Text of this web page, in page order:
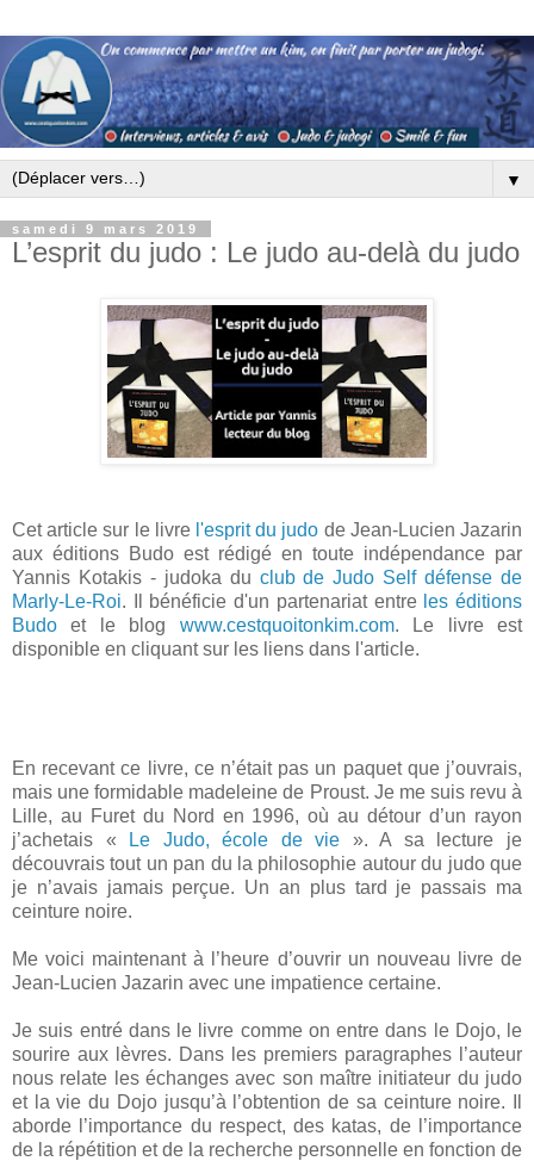
▼
samedi 9 mars 2019
L’esprit du judo : Le judo au-delà du judo
Cet article sur le livre l'esprit du judo de Jean-Lucien Jazarin
aux éditions Budo est rédigé en toute indépendance par
Yannis Kotakis - judoka du club de Judo Self défense de
Marly-Le-Roi. Il bénéficie d'un partenariat entre les éditions
Budo et le blog www.cestquoitonkim.com. Le livre est
disponible en cliquant sur les liens dans l'article.
En recevant ce livre, ce n’était pas un paquet que j’ouvrais,
mais une formidable madeleine de Proust. Je me suis revu à
Lille, au Furet du Nord en 1996, où au détour d’un rayon
j’achetais «
Le Judo, école de vie ». A sa lecture je
découvrais tout un pan du la philosophie autour du judo que
je n’avais jamais perçue. Un an plus tard je passais ma
ceinture noire.
Me voici maintenant à l’heure d’ouvrir un nouveau livre de
Jean-Lucien Jazarin avec une impatience certaine.
Je suis entré dans le livre comme on entre dans le Dojo, le
sourire aux lèvres. Dans les premiers paragraphes l’auteur
nous relate les échanges avec son maître initiateur du judo
et la vie du Dojo jusqu’à l’obtention de sa ceinture noire. Il
aborde l’importance du respect, des katas, de l’importance
de la répétition et de la recherche personnelle en fonction de